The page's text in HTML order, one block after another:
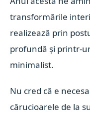
transformările
realizează prin
profundă și printr-
minimalist.
Nu cred că e
cărucioarele de la